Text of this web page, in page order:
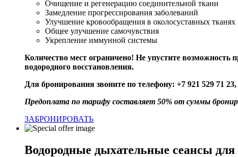
Очищение и регенерацию соединительной ткани
Замедление прогрессирования заболеваний
Улучшение кровообращения в околосуставных тканях
Общее улучшение самочувствия
Укрепление иммунной системы
Количество мест ограничено! Не упустите
водородного восстановления.
Для бронирования звоните по телефону: +7 921 529 71
Предоплата по тарифу составляет 50% от суммы
ЗАБРОНИРОВАТЬ
Водородные дыхательные сеансы